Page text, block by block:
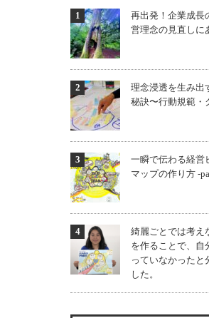
再出発！企業成長
営理念の見直しに
理念浸透を生み出
秘訣〜行動規範・
一瞬で伝わる経営
マップの作り方 -
綺麗ごとでは考え
を作ることで、自
っていなかったと
した。